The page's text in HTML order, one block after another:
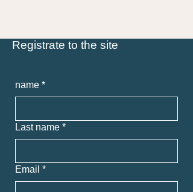
Registrate to the site
name *
Last name *
Email *